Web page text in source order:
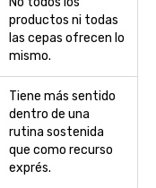
productos ni todas
las cepas ofrecen lo
mismo.
Tiene más sentido
dentro de una
rutina sostenida
que como recurso
exprés.